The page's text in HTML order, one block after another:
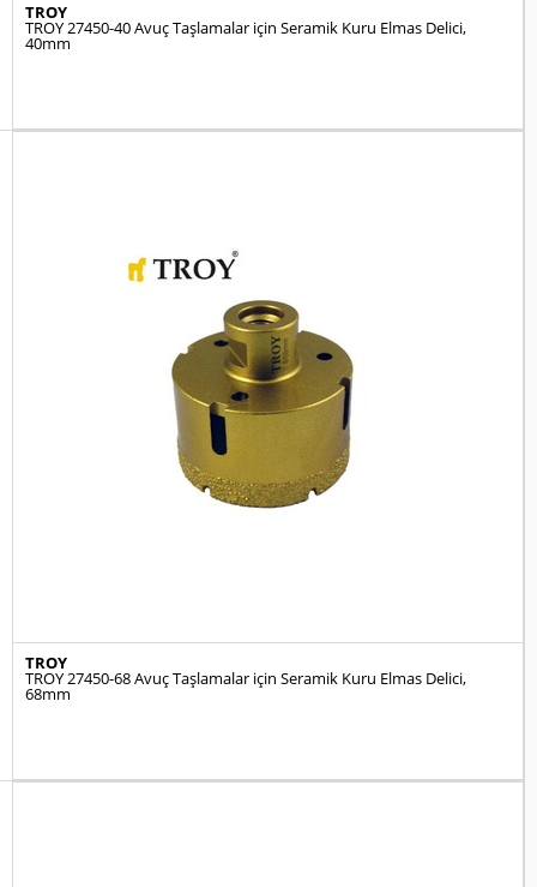
TROY
TROY 27450-40 Avuç Taşlamalar için Seramik Kuru Elmas Delici,
40mm
TROY
TROY 27450-68 Avuç Taşlamalar için Seramik Kuru Elmas Delici,
68mm